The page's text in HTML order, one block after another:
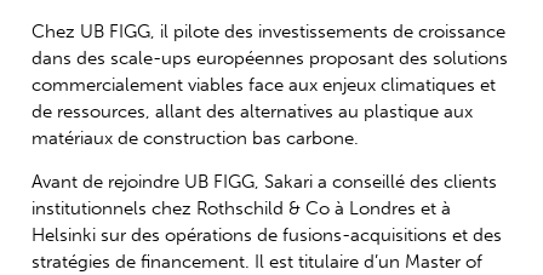
Chez UB FIGG, il pilote des investissements de croissance
dans des scale-ups européennes proposant des solutions
commercialement viables face aux enjeux climatiques et
de ressources, allant des alternatives au plastique aux
matériaux de construction bas carbone.
Avant de rejoindre UB FIGG, Sakari a conseillé des clients
institutionnels chez Rothschild & Co à Londres et à
Helsinki sur des opérations de fusions-acquisitions et des
stratégies de financement. Il est titulaire d’un Master of